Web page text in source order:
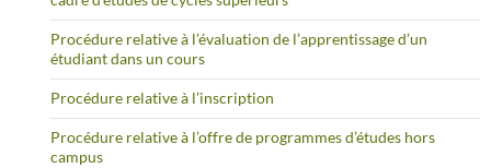
Procédure relative à l’évaluation de l’apprentissage d’un
étudiant dans un cours
Procédure relative à l’inscription
Procédure relative à l’offre de programmes d’études hors
campus